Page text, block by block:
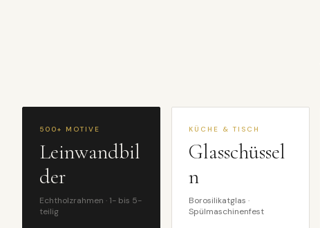
500+ MOTIVE
Leinwandbil
der
Echtholzrahmen · 1- bis 5-
teilig
KÜCHE & TISCH
Glasschüssel
n
Borosilikatglas ·
Spülmaschinenfest